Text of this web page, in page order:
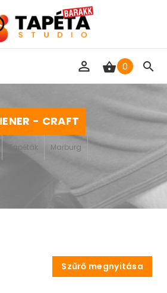
0
- CRAFT
Tapéták Marburg
Szűrő megnyitása